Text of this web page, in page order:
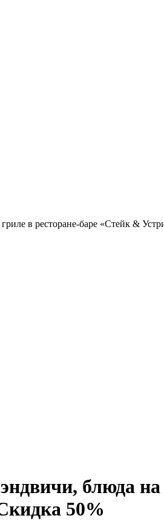
в ресторане-баре «Стейк &
блюда на
50%